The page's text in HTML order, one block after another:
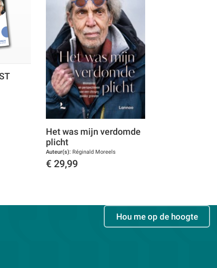
Het was mijn verdomde
plicht
Auteur(s): Réginald Moreels
€ 29,99
Hou me op de hoogte